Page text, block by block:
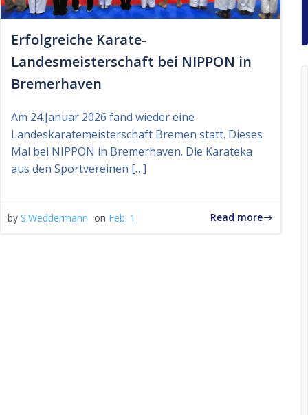
Erfolgreiche Karate-
Landesmeisterschaft bei NIPPON in
Bremerhaven
Am 24.Januar 2026 fand wieder eine
Landeskaratemeisterschaft Bremen statt. Dieses
Mal bei NIPPON in Bremerhaven. Die Karateka
aus den Sportvereinen […]
by S.Weddermann on Feb. 1 Read more